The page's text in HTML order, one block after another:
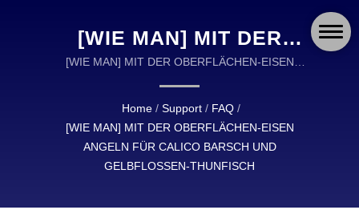
[WIE MAN] MIT DER
OBERFLÄCHEN-EISEN
ANGELN FÜR CALICO
BARSCH UND
GELBFLOSSEN-
FISHING:
[WIE MAN] MIT DER OBERFLÄCHEN-EISEN
ANGELZUBEHÖR IST EIN WELTWEITER FÜHRER
IM DESIGN UND IN DER HERSTELLUNG VON
Home / Support / FAQ /
[WIE MAN] MIT DER OBERFLÄCHEN-EISEN
ANGELN FÜR CALICO BARSCH UND
GELBFLOSSEN-THUNFISCH